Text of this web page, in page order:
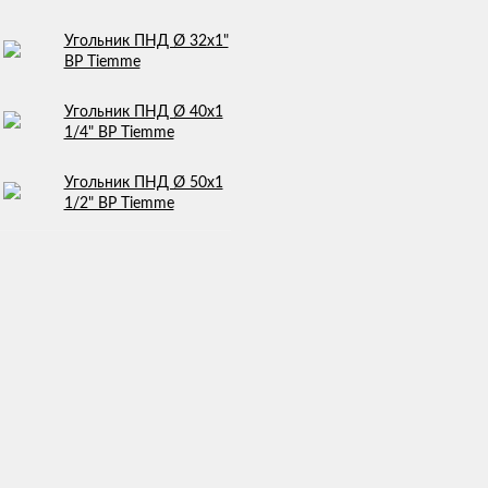
Угольник ПНД Ø 32х1"
ВР Tiemme
Угольник ПНД Ø 40х1
1/4" ВР Tiemme
Угольник ПНД Ø 50х1
1/2" ВР Tiemme